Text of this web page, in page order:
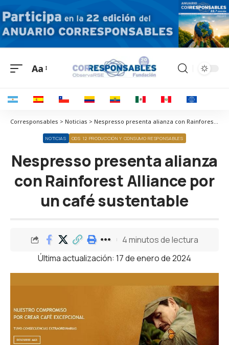
Aa
Corresponsables > Noticias > Nespresso presenta alianza con Rainforest Alliance por un café sustentable
NOTICIAS ODS 12 PRODUCCIÓN Y CONSUMO RESPONSABLES
Nespresso presenta alianza
con Rainforest Alliance por
un café sustentable
Última actualización: 17 de enero de 2024
4 minutos de lectura